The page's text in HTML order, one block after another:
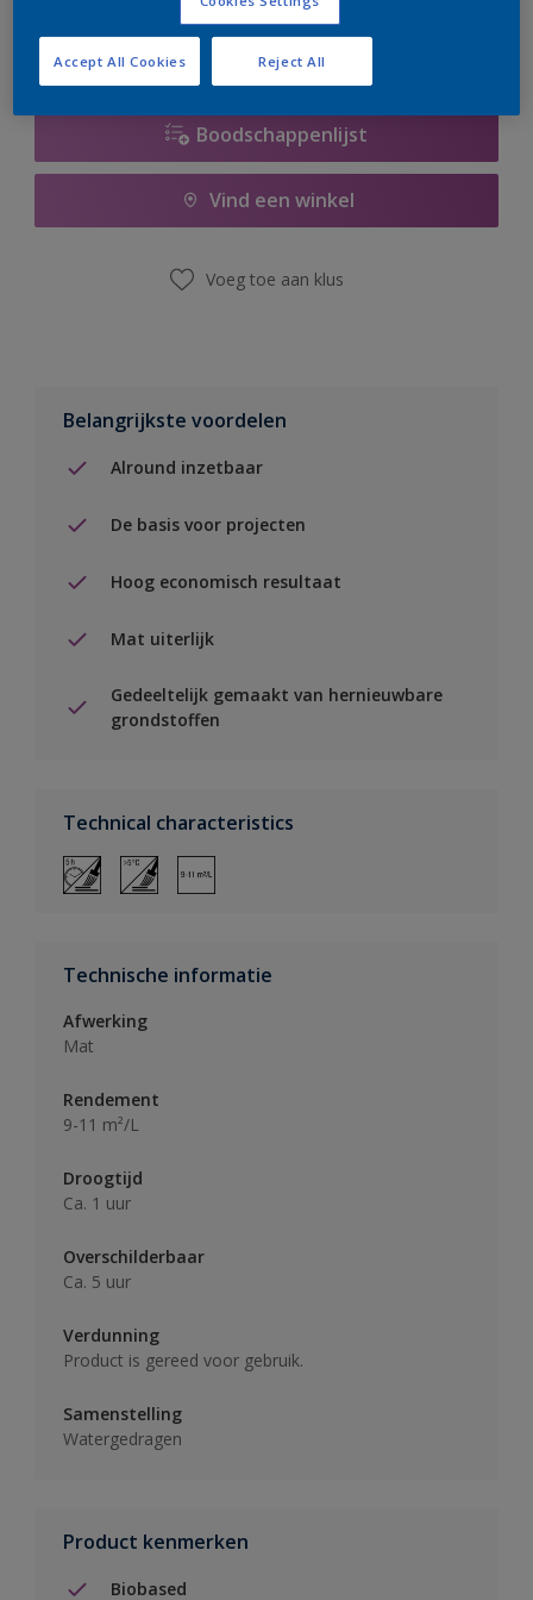
Boodschappenlijst
Vind een winkel
Voeg toe aan klus
Belangrijkste voordelen
Alround inzetbaar
De basis voor projecten
Hoog economisch resultaat
Mat uiterlijk
Gedeeltelijk gemaakt van hernieuwbare
grondstoffen
Technical characteristics
Technische informatie
Afwerking
Mat
Rendement
9-11 m²/L
Droogtijd
Ca. 1 uur
Overschilderbaar
Ca. 5 uur
Verdunning
Product is gereed voor gebruik.
Samenstelling
Watergedragen
Product kenmerken
Biobased
Reject All
Accept All Cookies